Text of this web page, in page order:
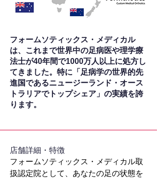
フォームソティックス・メディカル
は、これまで世界中の足病医や理学療
法士が40年間で1000万人以上に処方し
てきました。特に「足病学の世界的先
進国であるニュージーランド・オース
トラリアでトップシェア」の実績を誇
ります。
​店舗詳細・特徴
フォームソティックス・メディカル取
扱認定院として、あなたの足の状態を